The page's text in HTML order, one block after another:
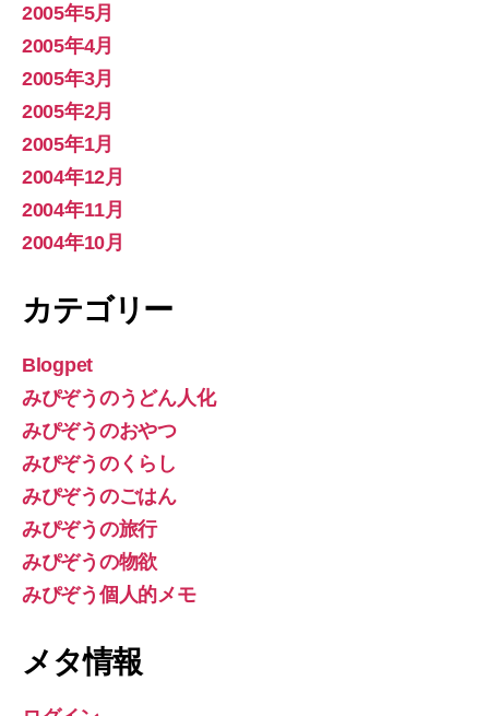
2005年5月
2005年4月
2005年3月
2005年2月
2005年1月
2004年12月
2004年11月
2004年10月
カテゴリー
Blogpet
みぴぞうのうどん人化
みぴぞうのおやつ
みぴぞうのくらし
みぴぞうのごはん
みぴぞうの旅行
みぴぞうの物欲
みぴぞう個人的メモ
メタ情報